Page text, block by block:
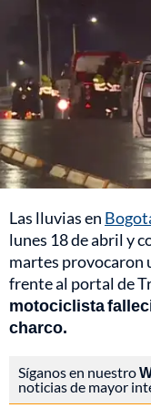
Las lluvias en
lunes 18 de abril y
martes provocaron
frente al portal de
motociclista
charco.
Síganos en nuestro
noticias de mayor